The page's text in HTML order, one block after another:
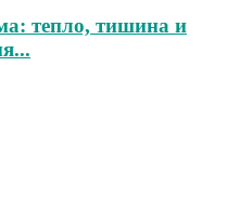
тепло, тишина и